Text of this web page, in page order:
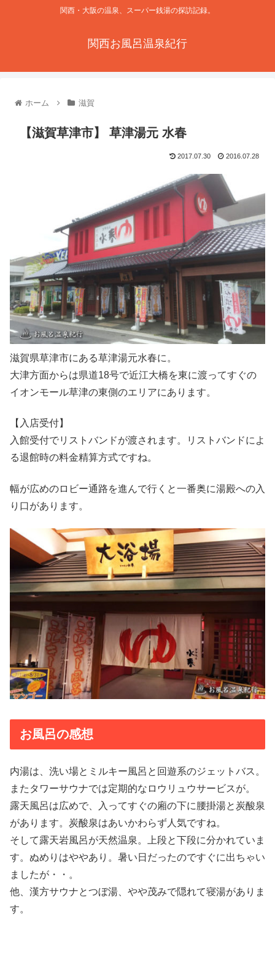
関西・大阪の温泉、スーパー銭湯の探訪記録。
関西お風呂温泉紀行
ホーム 滋賀
【滋賀草津市】 草津湯元 水春
2017.07.30 2016.07.28
滋賀県草津市にある草津湯元水春に。
大津方面からは県道18号で近江大橋を東に渡ってすぐの
イオンモール草津の東側のエリアにあります。
【入店受付】
入館受付でリストバンドが渡されます。リストバンドによ
る退館時の料金精算方式ですね。
幅が広めのロビー通路を進んで行くと一番奥に湯殿への入
り口があります。
お風呂の感想
内湯は、洗い場とミルキー風呂と回遊系のジェットバス。
またタワーサウナでは定期的なロウリュウサービスが。
露天風呂は広めで、入ってすぐの廂の下に腰掛湯と炭酸泉
があります。炭酸泉はあいかわらず人気ですね。
そして露天岩風呂が天然温泉。上段と下段に分かれていま
す。ぬめりはややあり。暑い日だったのですぐに出ちゃい
ましたが・・。
他、漢方サウナとつぼ湯、やや茂みで隠れて寝湯がありま
す。